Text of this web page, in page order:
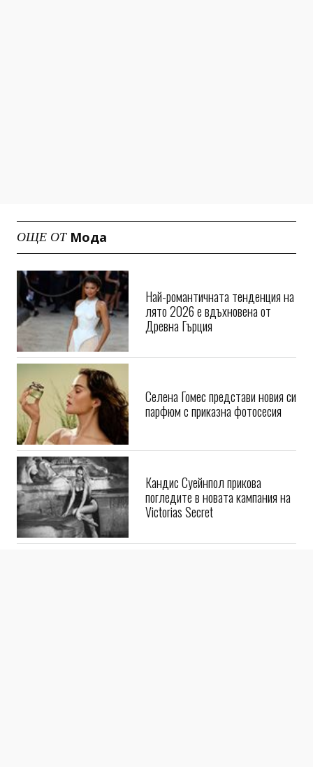
ОЩЕ ОТ Мода
Най-романтичната тенденция на
лято 2026 е вдъхновена от
Древна Гърция
Селена Гомес представи новия си
парфюм с приказна фотосесия
Кандис Суейнпол прикова
погледите в новата кампания на
Victorias Secret